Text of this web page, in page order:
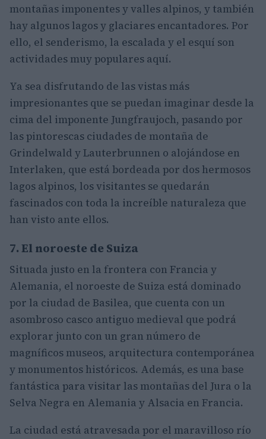
montañas imponentes y valles alpinos, y también
hay algunos lagos y glaciares encantadores. Por
ello, el senderismo, la escalada y el esquí son
actividades muy populares aquí.
Ya sea disfrutando de las vistas más
impresionantes que se puedan imaginar desde la
cima del imponente Jungfraujoch, pasando por
las pintorescas ciudades de montaña de
Grindelwald y Lauterbrunnen o alojándose en
Interlaken, que está bordeada por dos hermosos
lagos alpinos, los visitantes se quedarán
fascinados con toda la increíble naturaleza que
han visto ante ellos.
7. El noroeste de Suiza
Situada justo en la frontera con Francia y
Alemania, el noroeste de Suiza está dominado
por la ciudad de Basilea, que cuenta con un
asombroso casco antiguo medieval que podrá
explorar junto con un gran número de
magníficos museos, arquitectura contemporánea
y monumentos históricos. Además, es una base
fantástica para visitar las montañas del Jura o la
Selva Negra en Alemania y Alsacia en Francia.
La ciudad está atravesada por el maravilloso río